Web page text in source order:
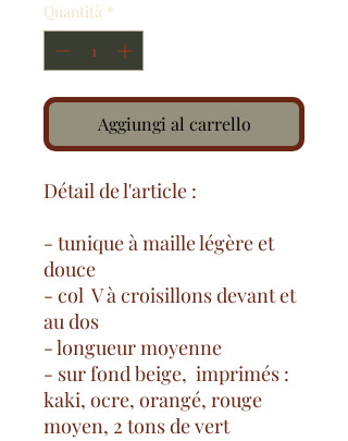
Quantità *
Aggiungi al carrello
Détail de l'article :
- tunique à maille légère et
douce
- col V à croisillons devant et
au dos
- longueur moyenne
- sur fond beige, imprimés :
kaki, ocre, orangé, rouge
moyen, 2 tons de vert